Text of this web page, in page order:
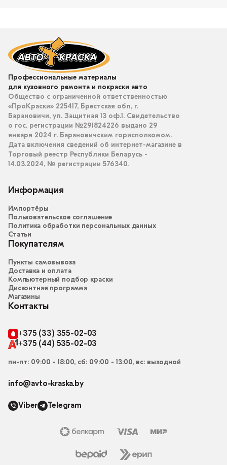
Профессиональные материалы
для кузовного ремонта и покраски авто
Общество с ограниченной ответственностью
«ПроКраски» 225417, Брестская обл, г.
Барановичи, ул. Защитная 13 оф.1. Свидетельство
о гос. регистрации №291824226 выдано 29
января 2024 г. Барановичским горисполкомом.
Дата включения сведений об интернет-магазине в
Торговый реестр Республики Беларусь -
14.03.2024, № регистрации 576340.
Информация
Импортёры
Пользовательское соглашение
Политика обработки персональных данных
Статьи
Покупателям
Пункты самовывоза
Доставка и оплата
Компьютерный подбор краски
Дисконтная программа
Магазины
Контакты
+375 (33) 355-02-03
+375 (44) 535-02-03
пн-пт: 09:00 - 18:00, сб: 09:00 - 13:00, вс: выходной
info@avto-kraska.by
Viber Telegram